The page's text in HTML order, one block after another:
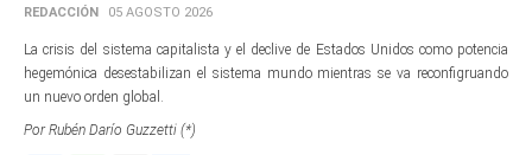
REDACCIÓN 05 AGOSTO 2026
La crisis del sistema capitalista y el declive de Estados Unidos como potencia
hegemónica desestabilizan el sistema mundo mientras se va reconfigruando
un nuevo orden global.
Por Rubén Darío Guzzetti (*)